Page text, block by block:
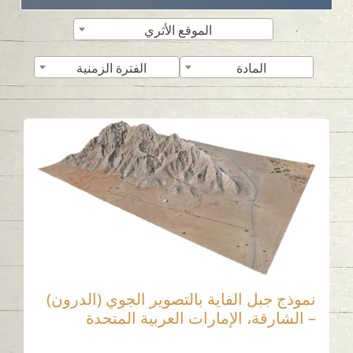
الموقع الأثري
المادة الفترة الزمنية
نموذج جبل الفاية بالتصوير الجوي (الدرون)
– الشارقة، الإمارات العربية المتحدة